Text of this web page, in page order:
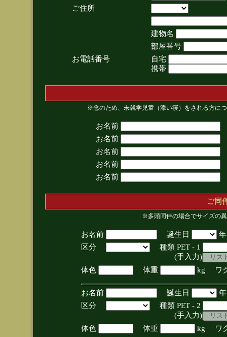
ご住所
建物名
部屋番号
お電話番号
自宅
携帯
※念のため、未就学児童（添い寝）をされる方に
お名前
お名前
お名前
お名前
お名前
ご同
※多頭同伴の場合でサイズの
お名前 誕生日
区分
種類 PET - 1
(手入力)
体色
体重 kg ワ
お名前 誕生日
区分
種類 PET - 2
(手入力)
体色
体重 kg ワ